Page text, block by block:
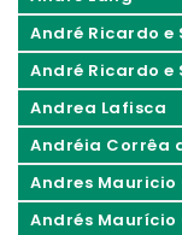
André Ricardo e
André Ricardo e
Andrea Lafisca
Andréia Corrêa
Andres Mauricio
Andrés Maurício